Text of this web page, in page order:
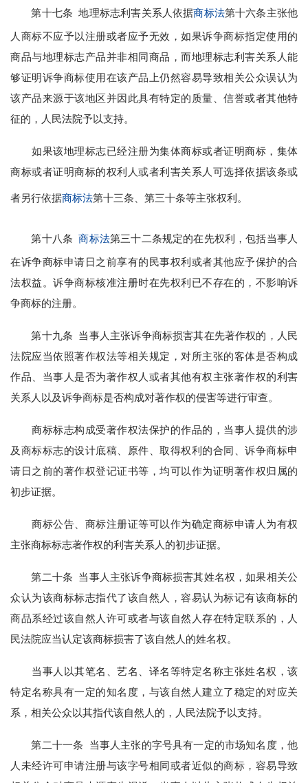
第十七条 地理标志利害关系人依据商标法第十六条主张他
人商标不应予以注册或者应予无效，如果诉争商标指定使用的
商品与地理标志产品并非相同商品，而地理标志利害关系人能
够证明诉争商标使用在该产品上仍然容易导致相关公众误认为
该产品来源于该地区并因此具有特定的质量、信誉或者其他特
征的，人民法院予以支持。
如果该地理标志已经注册为集体商标或者证明商标，集体
商标或者证明商标的权利人或者利害关系人可选择依据该条或
者另行依据商标法第十三条、第三十条等主张权利。
第十八条商标法第三十二条规定的在先权利，包括当事人
在诉争商标申请日之前享有的民事权利或者其他应予保护的合
法权益。诉争商标核准注册时在先权利已不存在的，不影响诉
争商标的注册。
第十九条 当事人主张诉争商标损害其在先著作权的，人民
法院应当依照著作权法等相关规定，对所主张的客体是否构成
作品、当事人是否为著作权人或者其他有权主张著作权的利害
关系人以及诉争商标是否构成对著作权的侵害等进行审查。
商标标志构成受著作权法保护的作品的，当事人提供的涉
及商标标志的设计底稿、原件、取得权利的合同、诉争商标申
请日之前的著作权登记证书等，均可以作为证明著作权归属的
初步证据。
商标公告、商标注册证等可以作为确定商标申请人为有权
主张商标标志著作权的利害关系人的初步证据。
第二十条 当事人主张诉争商标损害其姓名权，如果相关公
众认为该商标标志指代了该自然人，容易认为标记有该商标的
商品系经过该自然人许可或者与该自然人存在特定联系的，人
民法院应当认定该商标损害了该自然人的姓名权。
当事人以其笔名、艺名、译名等特定名称主张姓名权，该
特定名称具有一定的知名度，与该自然人建立了稳定的对应关
系，相关公众以其指代该自然人的，人民法院予以支持。
第二十一条 当事人主张的字号具有一定的市场知名度，他
人未经许可申请注册与该字号相同或者近似的商标，容易导致